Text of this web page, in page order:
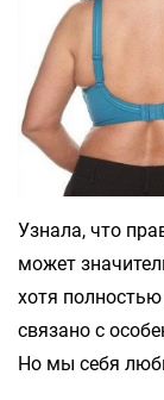
Узнала, что
может
хотя
связано с
Но мы себя